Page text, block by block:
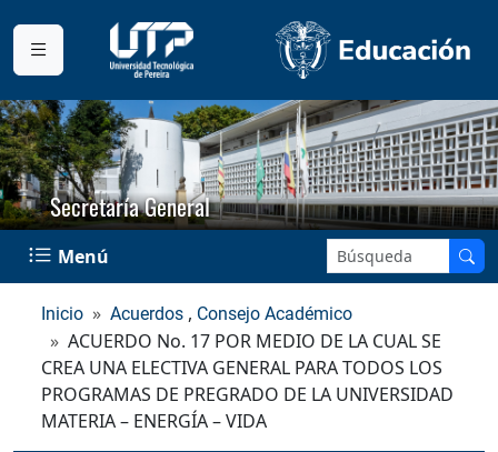
Secretaría General
Menú Buscar en el sitio:
Inicio Acuerdos , Consejo Académico
ACUERDO No. 17 POR MEDIO DE LA CUAL SE
CREA UNA ELECTIVA GENERAL PARA TODOS LOS
PROGRAMAS DE PREGRADO DE LA UNIVERSIDAD
MATERIA – ENERGÍA – VIDA